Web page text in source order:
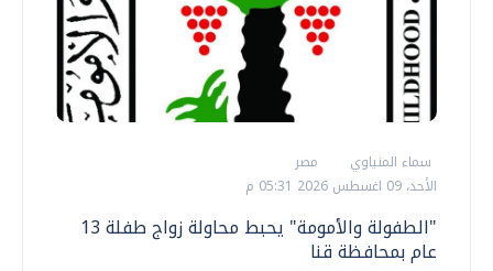
سماء المنياوي
مصر
الأحد، 09 اغسطس 2026 05:31 م
"الطفولة والأمومة" يحبط محاولة زواج طفلة 13
عام بمحافظة قنا